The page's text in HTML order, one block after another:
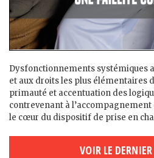
Dysfonctionnements systémiques
et aux droits les plus élémentaires
primauté et accentuation des
contrevenant à
le cœur du dispositif de prise en
VOIR LE